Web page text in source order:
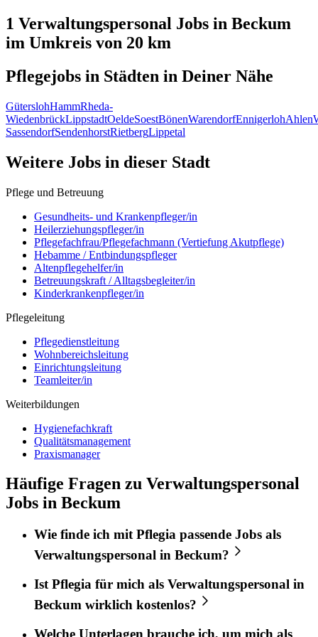
1 Verwaltungspersonal Jobs in Beckum
im Umkreis von 20 km
Pflegejobs in Städten in Deiner Nähe
GüterslohHammRheda-
WiedenbrückLippstadtOeldeSoestBönenWarendorfEnnigerlohAhlen
SassendorfSendenhorstRietbergLippetal
Weitere Jobs in dieser Stadt
Pflege und Betreuung
Gesundheits- und Krankenpfleger/in
Heilerziehungspfleger/in
Pflegefachfrau/Pflegefachmann (Vertiefung Akutpflege)
Hebamme / Entbindungspfleger
Altenpflegehelfer/in
Betreuungskraft / Alltagsbegleiter/in
Kinderkrankenpfleger/in
Pflegeleitung
Pflegedienstleitung
Wohnbereichsleitung
Einrichtungsleitung
Teamleiter/in
Weiterbildungen
Hygienefachkraft
Qualitätsmanagement
Praxismanager
Häufige Fragen zu Verwaltungspersonal
Jobs in Beckum
Wie finde ich mitPflegia passende Jobs als
Verwaltungspersonal in Beckum?
Ist Pflegia für mich als Verwaltungspersonal in
Beckum wirklich kostenlos?
Welche Unterlagen brauche ich, um mich als